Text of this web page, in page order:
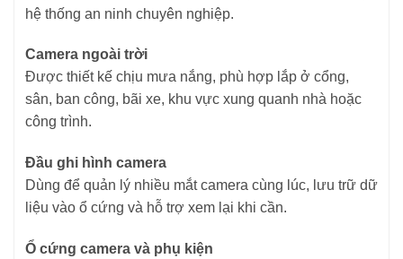
hệ thống an ninh chuyên nghiệp.
Camera ngoài trời
Được thiết kế chịu mưa nắng, phù hợp lắp ở cổng,
sân, ban công, bãi xe, khu vực xung quanh nhà hoặc
công trình.
Đầu ghi hình camera
Dùng để quản lý nhiều mắt camera cùng lúc, lưu trữ dữ
liệu vào ổ cứng và hỗ trợ xem lại khi cần.
Ổ cứng camera và phụ kiện